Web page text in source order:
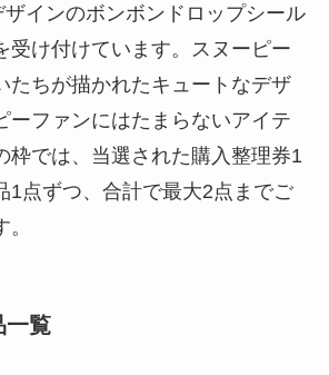
インのボンボンドロップシール
受け付けています。スヌーピー
たちが描かれたキュートなデザ
ーファンにはたまらないアイテ
枠では、当選された購入整理券1
1点ずつ、合計で最大2点までご
一覧